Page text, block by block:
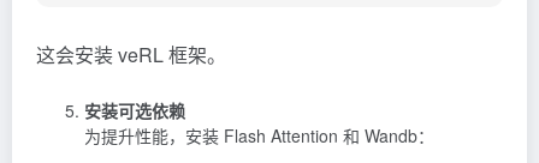
这会安装 veRL 框架。
安装可选依赖
为提升性能，安装 Flash Attention 和 Wandb：